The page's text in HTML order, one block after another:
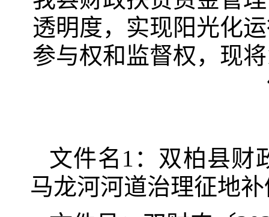
透明度，实现阳光化
参与权和监督权，现将
文件名 1 ： 双柏县财
马龙河河道治理征地